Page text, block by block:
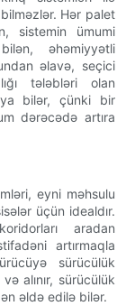
Hər palet
sistemin ümumi
əhəmiyyətli
əlavə, seçici
tələbləri olan
bilər, çünki bir
dərəcədə artıra
eyni məhsulu
üçün idealdır.
aradan
artırmaqla
sürücülük
alınır, sürücülük
əldə edilə bilər.